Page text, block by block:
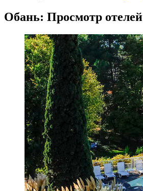
Обань: Просмотр отелей